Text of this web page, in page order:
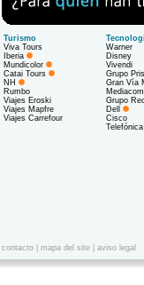
Turismo
Viva Tours
Iberia
Mundicolor
Catai Tours
NH
Rumbo
Viajes Eroski
Viajes Mapfre
Viajes Carrefour
Warner
Disney
Vivendi
Grupo
Gran Vía
Mediacom
Grupo
Dell
Cisco
Telefónica
contacto mapa del site aviso legal